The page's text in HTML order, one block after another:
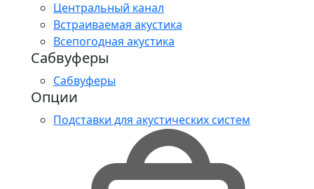
Центральный канал
Встраиваемая акустика
Всепогодная акустика
Сабвуферы
Сабвуферы
Опции
Подставки для акустических систем